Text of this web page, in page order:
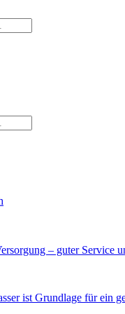
– guter Service
ist Grundlage für ein